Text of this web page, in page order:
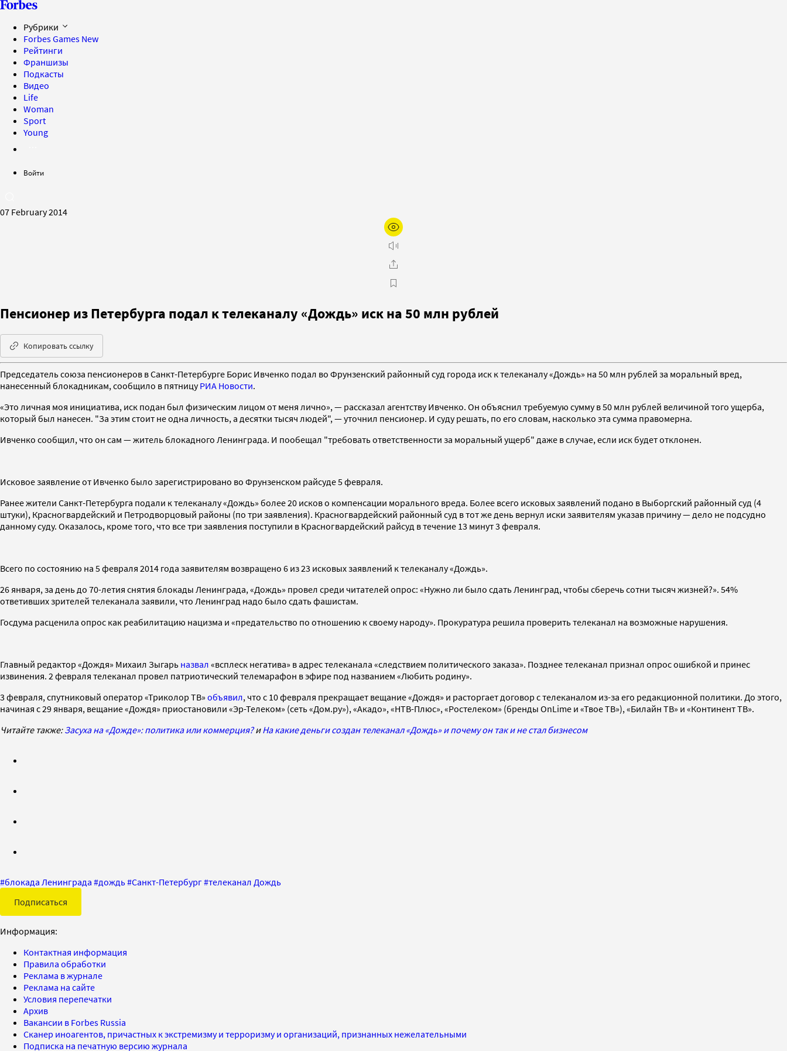
Рубрики
Forbes Games New
Рейтинги
Франшизы
Подкасты
Видео
Life
Woman
Sport
Young
Войти
07 February 2014
Пенсионер из Петербурга подал к телеканалу «Дождь» иск на 50 млн рублей
Копировать ссылку
Председатель союза пенсионеров в Санкт-Петербурге Борис Ивченко подал во Фрунзенский районный суд города иск к телеканалу «Дождь» на 50 млн рублей за моральный вред,
нанесенный блокадникам, сообщило в пятницуРИА Новости.
«Это личная моя инициатива, иск подан был физическим лицом от меня лично», — рассказал агентству Ивченко. Он объяснил требуемую сумму в 50 млн рублей величиной того ущерба,
который был нанесен. "За этим стоит не одна личность, а десятки тысяч людей", — уточнил пенсионер. И суду решать, по его словам, насколько эта сумма правомерна.
Ивченко сообщил, что он сам — житель блокадного Ленинграда. И пообещал "требовать ответственности за моральный ущерб" даже в случае, если иск будет отклонен.
Исковое заявление от Ивченко было зарегистрировано во Фрунзенском райсуде 5 февраля.
Ранее жители Санкт-Петербурга подали к телеканалу «Дождь» более 20 исков о компенсации морального вреда. Более всего исковых заявлений подано в Выборгский районный суд (4
штуки), Красногвардейский и Петродворцовый районы (по три заявления). Красногвардейский районный суд в тот же день вернул иски заявителям указав причину — дело не подсудно
данному суду. Оказалось, кроме того, что все три заявления поступили в Красногвардейский райсуд в течение 13 минут 3 февраля.
Всего по состоянию на 5 февраля 2014 года заявителям возвращено 6 из 23 исковых заявлений к телеканалу «Дождь».
26 января, за день до 70-летия снятия блокады Ленинграда, «Дождь» провел среди читателей опрос: «Нужно ли было сдать Ленинград, чтобы сберечь сотни тысяч жизней?». 54%
ответивших зрителей телеканала заявили, что Ленинград надо было сдать фашистам.
Госдума расценила опрос как реабилитацию нацизма и «предательство по отношению к своему народу». Прокуратура решила проверить телеканал на возможные нарушения.
Главный редактор «Дождя» Михаил Зыгарь назвал «всплеск негатива» в адрес телеканала «следствием политического заказа». Позднее телеканал признал опрос ошибкой и принес
извинения. 2 февраля телеканал провел патриотический телемарафон в эфире под названием «Любить родину».
3 февраля, спутниковый оператор «Триколор ТВ» объявил, что с 10 февраля прекращает вещание «Дождя» и расторгает договор с телеканалом из-за его редакционной политики. До этого,
начиная с 29 января, вещание «Дождя» приостановили «Эр-Телеком» (сеть «Дом.ру»), «Акадо», «НТВ-Плюс», «Ростелеком» (бренды OnLime и «Твое ТВ»), «Билайн ТВ» и «Континент ТВ».
Читайте также:Засуха на «Дожде»: политика или коммерция?иНа какие деньги создан телеканал «Дождь» и почему он так и не стал бизнесом
#блокада Ленинграда #дождь#Санкт-Петербург#телеканал Дождь
Подписаться
Информация:
Контактная информация
Правила обработки
Реклама в журнале
Реклама на сайте
Условия перепечатки
Архив
Вакансии в Forbes Russia
Сканер иноагентов, причастных к экстремизму и терроризму и организаций, признанных нежелательными
Подписка на печатную версию журнала